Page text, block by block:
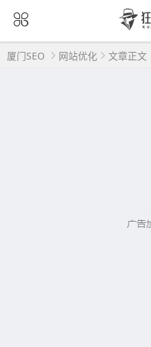
厦门SEO 网站优化 文章正文